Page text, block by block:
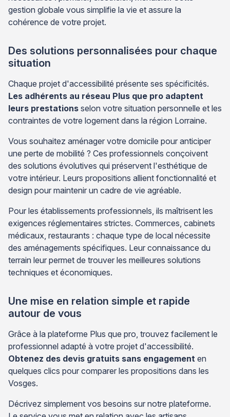
gestion globale vous simplifie la vie et assure la
cohérence de votre projet.
Des solutions personnalisées pour chaque
situation
Chaque projet d'accessibilité présente ses spécificités.
Les adhérents au réseau Plus que pro adaptent
leurs prestations selon votre situation personnelle et les
contraintes de votre logement dans la région Lorraine.
Vous souhaitez aménager votre domicile pour anticiper
une perte de mobilité ? Ces professionnels conçoivent
des solutions évolutives qui préservent l'esthétique de
votre intérieur. Leurs propositions allient fonctionnalité et
design pour maintenir un cadre de vie agréable.
Pour les établissements professionnels, ils maîtrisent les
exigences réglementaires strictes. Commerces, cabinets
médicaux, restaurants : chaque type de local nécessite
des aménagements spécifiques. Leur connaissance du
terrain leur permet de trouver les meilleures solutions
techniques et économiques.
Une mise en relation simple et rapide
autour de vous
Grâce à la plateforme Plus que pro, trouvez facilement le
professionnel adapté à votre projet d'accessibilité.
Obtenez des devis gratuits sans engagement en
quelques clics pour comparer les propositions dans les
Vosges.
Décrivez simplement vos besoins sur notre plateforme.